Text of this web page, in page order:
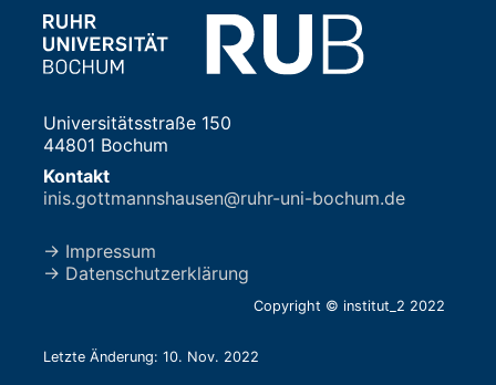
Universitätsstraße 150
44801 Bochum
Kontakt
inis.gottmannshausen@ruhr-uni-bochum.de
→ Impressum
→ Datenschutzerklärung
Copyright © institut_2 2022
Letzte Änderung: 10. Nov. 2022